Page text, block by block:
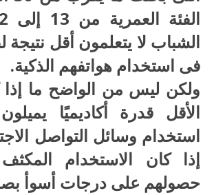
الشباب لا يتعلمون أقل نتيجة
فى استخدام هواتفهم الذكية.
ولكن ليس من الواضح ما إذا
الأقل قدرة أكاديميًا
استخدام وسائل التواصل
إذا كان الاستخدام
حصولهم على درجات أسوأ